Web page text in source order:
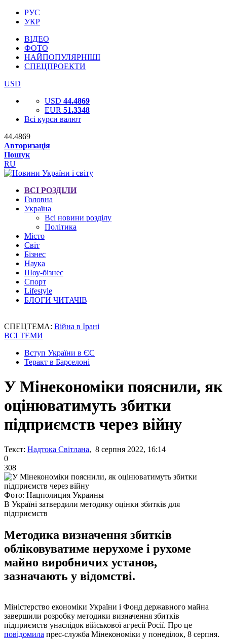
РУС
УКР
ВІДЕО
ФОТО
НАЙПОПУЛЯРНІШІ
СПЕЦПРОЕКТИ
USD
USD 44.4869
EUR 51.3348
Всі курси валют
44.4869
Авторизація
Пошук
RU
ВСІ РОЗДІЛИ
Головна
Україна
Всі новини розділу
Політика
Місто
Світ
Бізнес
Наука
Шоу-бізнес
Спорт
Lifestyle
БЛОГИ ЧИТАЧІВ
СПЕЦТЕМА: Війна в Ірані
ВСІ ТЕМИ
Вступ України в ЄС
Теракт в Барселоні
У Мінекономіки пояснили, як
оцінюватимуть збитки
підприємств через війну
Текст: Надтока Світлана, 8 серпня 2022, 16:14
0
308
Фото: Нацполиция Украины
В Україні затвердили методику оцінки збитків для
підприємств
Методика визначення збитків
обліковуватиме нерухоме і рухоме
майно виробничих установ,
зазначають у відомстві.
Міністерство економіки України і Фонд державного майна
завершили розробку методики визначення збитків
підприємств унаслідок військової агресії Росії. Про це
повідомила прес-служба Мінекономіки у понеділок, 8 серпня.